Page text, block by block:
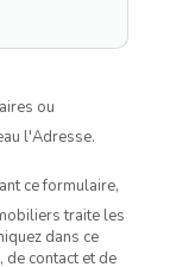
ou
l'Adresse.
ce formulaire,
traite les
dans ce
contact et de